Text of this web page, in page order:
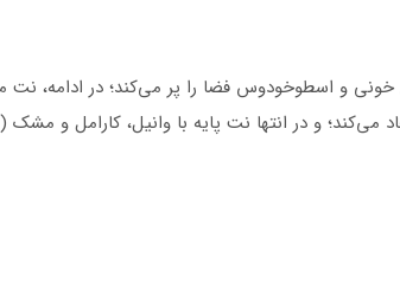
خونی و اسطوخودوس فضا را پر می‌کند؛ در ادامه، نت
می‌کند؛ و در انتها نت پایه با وانیل، کارامل و